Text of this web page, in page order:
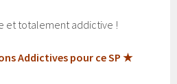
et totalement addictive !
Addictives pour ce SP ★